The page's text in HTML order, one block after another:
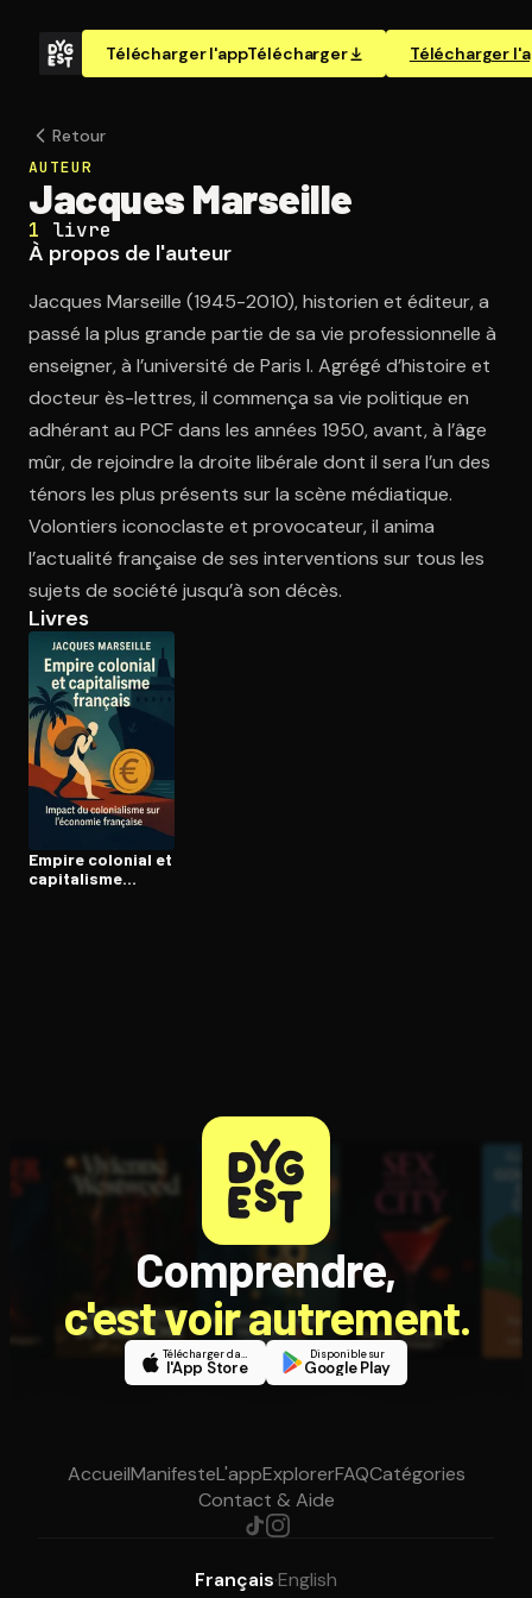
Télécharger l'appTélécharger Télécharger
Retour
AUTEUR
Jacques Marseille
1 livre
À propos de l'auteur
Jacques Marseille (1945-2010), historien et éditeur, a
passé la plus grande partie de sa vie professionnelle à
enseigner, à l’université de Paris I. Agrégé d’histoire et
docteur ès-lettres, il commença sa vie politique en
adhérant au PCF dans les années 1950, avant, à l’âge
mûr, de rejoindre la droite libérale dont il sera l’un des
ténors les plus présents sur la scène médiatique.
Volontiers iconoclaste et provocateur, il anima
l’actualité française de ses interventions sur tous les
sujets de société jusqu’à son décès.
Livres
Empire colonial et
capitalisme
Comprendre,
c'est voir autrement.
Télécharger dans
l'App Store
Disponible sur
Google Play
AccueilManifesteL'appExplorerFAQCatégories
Contact & Aide
Français·English